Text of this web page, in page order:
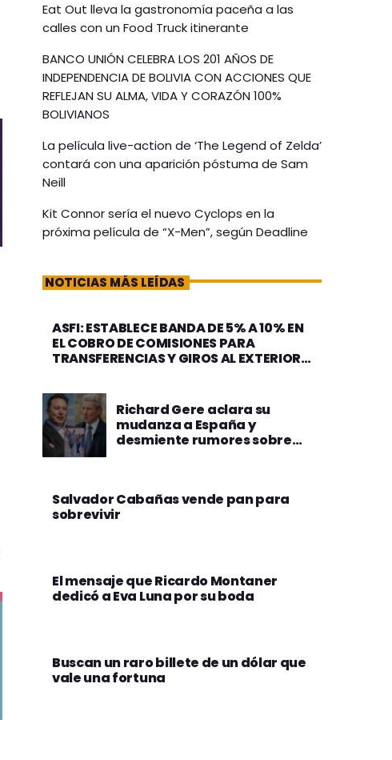
Eat Out lleva la gastronomía paceña a las
calles con un Food Truck itinerante
BANCO UNIÓN CELEBRA LOS 201 AÑOS DE
INDEPENDENCIA DE BOLIVIA CON ACCIONES QUE
REFLEJAN SU ALMA, VIDA Y CORAZÓN 100%
BOLIVIANOS
La película live-action de ‘The Legend of Zelda’
contará con una aparición póstuma de Sam
Neill
Kit Connor sería el nuevo Cyclops en la
próxima película de “X-Men”, según Deadline
NOTICIAS MÁS LEÍDAS
ASFI: ESTABLECE BANDA DE 5% A 10% EN
EL COBRO DE COMISIONES PARA
TRANSFERENCIAS Y GIROS AL EXTERIOR
Richard Gere aclara su
mudanza a España y
desmiente rumores sobre
Salvador Cabañas vende pan para
sobrevivir
El mensaje que Ricardo Montaner
dedicó a Eva Luna por su boda
Buscan un raro billete de un dólar que
vale una fortuna